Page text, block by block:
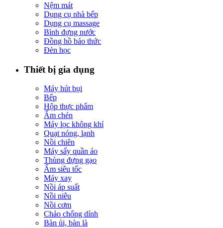
Nệm mát
Dụng cụ nhà bếp
Dụng cụ massage
Bình đựng nước
Đồng hồ báo thức
Đèn học
Thiết bị gia dụng
Máy hút bụi
Bếp
Hộp thực phẩm
Ấm chén
Máy lọc không khí
Quạt nóng, lạnh
Nồi chiên
Máy sấy quần áo
Thùng đựng gạo
Ấm siêu tốc
Máy xay
Nồi áp suất
Nồi niêu
Nồi cơm
Chảo chống dính
Bàn ủi, bàn là